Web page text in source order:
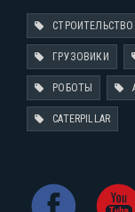
СТРОИТЕЛЬСТВО
ГРУЗОВИКИ
РОБОТЫ
CATERPILLAR